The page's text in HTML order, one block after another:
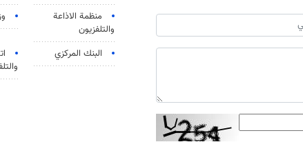
منظمة الاذاعة
والتلفزیون
البنك المركزي